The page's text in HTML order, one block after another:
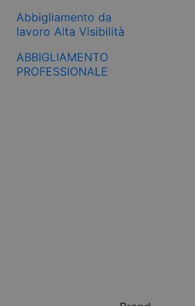
Abbigliamento da
lavoro Alta Visibilità
ABBIGLIAMENTO
PROFESSIONALE